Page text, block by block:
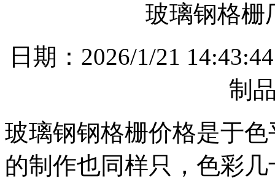
玻璃钢格栅
日期：2026/1/21
制
玻璃钢钢格栅价格是于
的制作也同样只，色彩